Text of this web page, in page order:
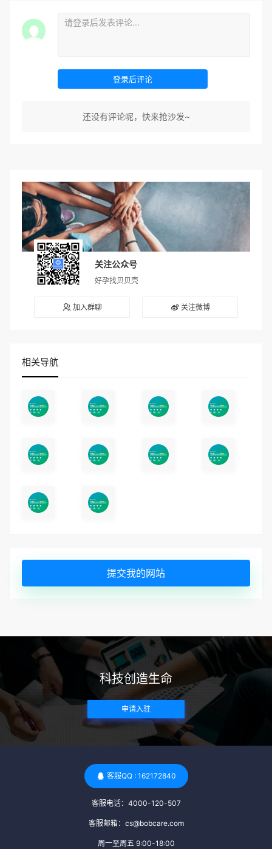
登录后评论
还没有评论呢，快来抢沙发~
关注公众号
好孕找贝贝壳
加入群聊 关注微博
相关导航
提交我的网站
科技创造生命
申请入驻
客服QQ : 162172840
客服电话：4000-120-507
客服邮箱：cs@bobcare.com
周一至周五 9:00-18:00